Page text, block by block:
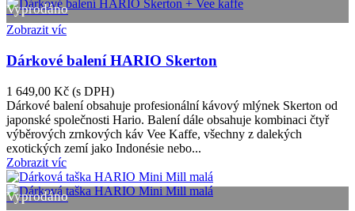
Vyprodáno
Zobrazit víc
Dárkové balení HARIO Skerton
1 649,00 Kč (s DPH)
Dárkové balení obsahuje profesionální kávový mlýnek Skerton od
japonské společnosti Hario. Balení dále obsahuje kombinaci čtyř
výběrových zrnkových káv Vee Kaffe, všechny z dalekých
exotických zemí jako Indonésie nebo...
Zobrazit víc
Vyprodáno